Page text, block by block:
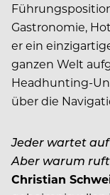
Gastronomie,
er ein
ganzen Welt
Headhunting-
über die
Jeder wartet
Aber warum
Christian